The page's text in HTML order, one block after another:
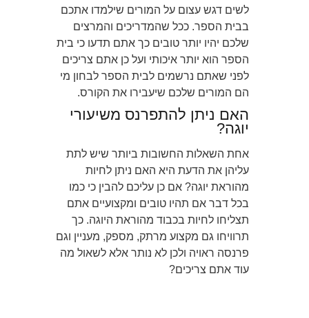
לשים דגש עצום על המורים שילמדו אתכם
בבית הספר. ככל שהמדריכים והמרצים
שלכם יהיו יותר טובים כך אתם תדעו כי בית
הספר הוא יותר איכותי ועל כן אתם צריכים
לפני שאתם נרשמים לבית הספר לבחון מי
הם המורים שלכם שיעבירו את הקורס.
האם ניתן להתפרנס משיעורי
יוגה?
אחת השאלות החשובות ביותר שיש לתת
עליהן את הדעת היא האם ניתן לחיות
מהוראת יוגה? אם כן עליכם להבין כי כמו
בכל דבר אם תהיו טובים ומקצועיים אתם
תצליחו לחיות בכבוד מהוראת היוגה. כך
תרוויחו גם מקצוע מרתק, מספק, מעניין וגם
פרנסה ראויה ולכן לא נותר אלא לשאול מה
עוד אתם צריכים?